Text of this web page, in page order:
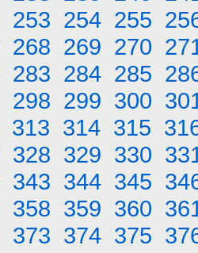
253 254 255
268 269 270
283 284 285
298 299 300
313 314 315
328 329 330
343 344 345
358 359 360
373 374 375